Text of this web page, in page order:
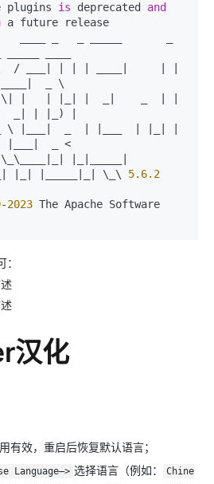
plugins is deprecated and
a future release
_ \
_| | |_) |
_ <
|_|_____|
|_| |_____|_| \_\ 5.6.2
-2023 The Apache Software
汉化
有效，重启后恢复默认语言；
Language—> 选择语言（例如：
Chine